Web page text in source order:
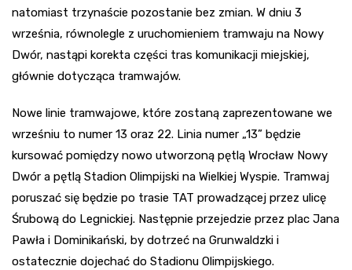
natomiast trzynaście pozostanie bez zmian. W dniu 3
września, równolegle z uruchomieniem tramwaju na Nowy
Dwór, nastąpi korekta części tras komunikacji miejskiej,
głównie dotycząca tramwajów.
Nowe linie tramwajowe, które zostaną zaprezentowane we
wrześniu to numer 13 oraz 22. Linia numer „13” będzie
kursować pomiędzy nowo utworzoną pętlą Wrocław Nowy
Dwór a pętlą Stadion Olimpijski na Wielkiej Wyspie. Tramwaj
poruszać się będzie po trasie TAT prowadzącej przez ulicę
Śrubową do Legnickiej. Następnie przejedzie przez plac Jana
Pawła i Dominikański, by dotrzeć na Grunwaldzki i
ostatecznie dojechać do Stadionu Olimpijskiego.